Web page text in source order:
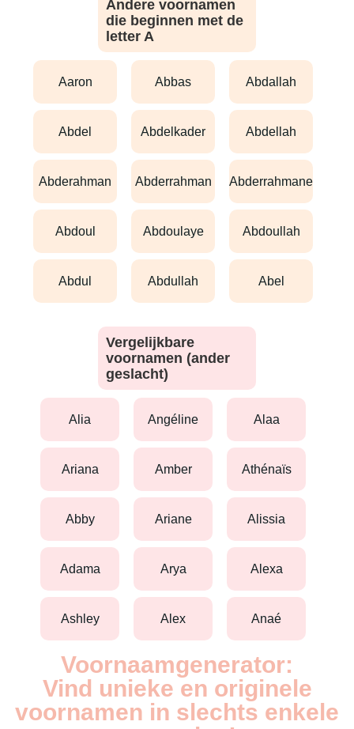
Andere voornamen
die beginnen met de
letter A
aaron abbas abdallah
abdel abdelkader abdellah
abderahman abderrahman abderrahmane
abdoul abdoulaye abdoullah
abdul abdullah abel
Vergelijkbare
voornamen (ander
geslacht)
alia angéline alaa
ariana amber athénaïs
abby ariane alissia
adama arya alexa
ashley alex anaé
Voornaamgenerator:
Vind unieke en originele
voornamen in slechts enkele